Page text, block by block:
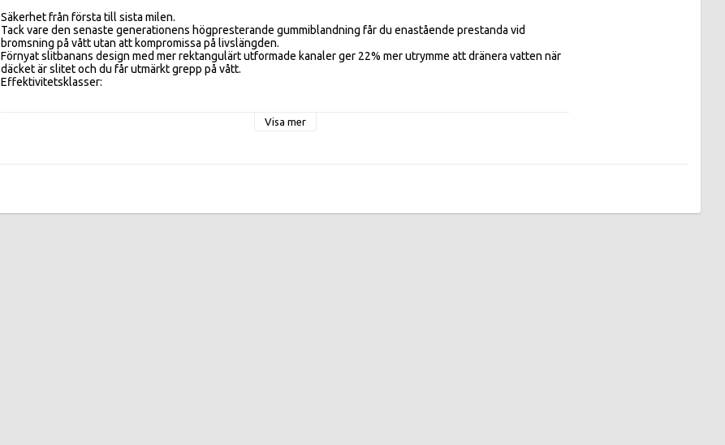
Säkerhet från första till sista milen.
Tack vare den senaste generationens högpresterande gummiblandning får du enastående prestanda vid
bromsning på vått utan att kompromissa på livslängden.
Förnyat slitbanans design med mer rektangulärt utformade kanaler ger 22% mer utrymme att dränera vatten när
däcket är slitet och du får utmärkt grepp på vått.
Effektivitetsklasser:
Visa mer